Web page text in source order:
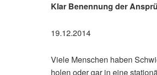
Klar Benennung der
19.12.2014
Viele Menschen haben
holen oder gar in eine